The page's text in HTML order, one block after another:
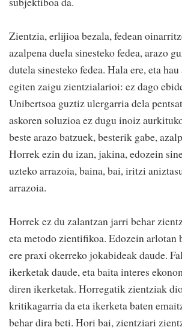
Zientzia, erlijioa bezala, fedean
azalpena duela sinesteko fedea, arazo
dutela sinesteko fedea. Hala ere, eta
egiten zaigu zientzialarioi: ez dago
Unibertsoa guztiz ulergarria dela
askoren soluzioa ez dugu inoiz
beste arazo batzuek, besterik gabe,
Horrek ezin du izan, jakina, edozein
uzteko arrazoia, baina, bai, iritzi
arrazoia.
Horrek ez du zalantzan jarri behar
eta metodo zientifikoa. Edozein arlotan
ere praxi okerreko jokabideak daude.
ikerketak daude, eta baita interes
diren ikerketak. Horregatik zientziak
kritikagarria da eta ikerketa baten
behar dira beti. Hori bai, zientziari